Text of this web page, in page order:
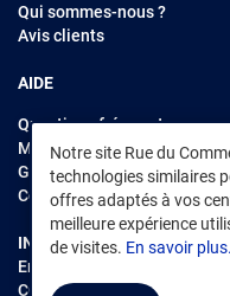
Notre site Rue du
technologies similaires
offres adaptés à vos
meilleure expérience
de visites. En savoir plus.
Qui sommes-nous ?
Avis clients
AIDE
Questions fréquentes
Modes de règlements
Garantie et retours
Contacter Rue du
INFORMATIONS LÉGALES
Environnement
CGV /CGU Marketplace